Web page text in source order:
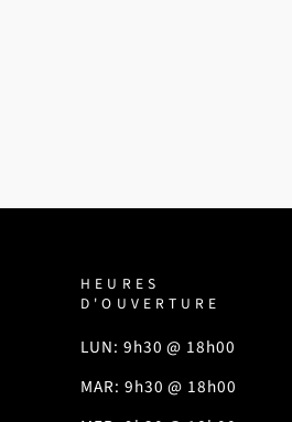
HEURES
D'OUVERTURE
LUN: 9h30 @ 18h00
MAR: 9h30 @ 18h00